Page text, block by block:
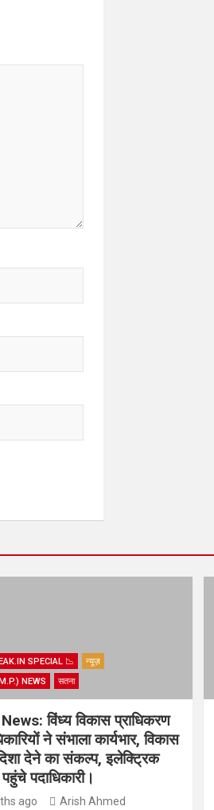
SPECIAL 📉
न्यूज़
NEWS
सतना
विंध्य विकास प्राधिकरण
ने संभाला कार्यभार, विकास
देने का संकल्प, इलेक्ट्रिक
पदाधिकारी।
ago Arish Ahmed